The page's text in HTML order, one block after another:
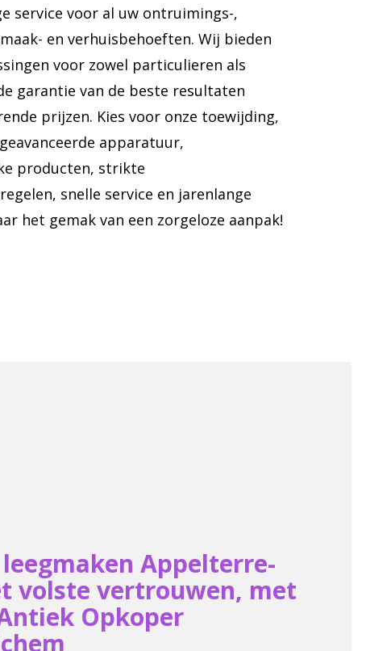
service voor al uw ontruimings-,
en verhuisbehoeften. Wij bieden
voor zowel particulieren als
garantie van de beste resultaten
prijzen. Kies voor onze toewijding,
apparatuur,
producten, strikte
snelle service en jarenlange
het gemak van een zorgeloze aanpak!
Appelterre-
volste vertrouwen, met
Opkoper